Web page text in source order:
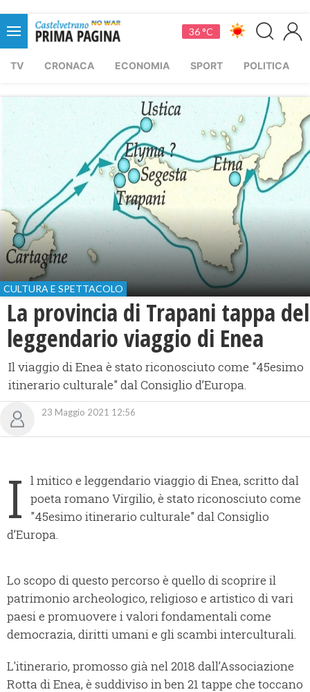
36 °C
TV CRONACA ECONOMIA SPORT POLITICA
CULTURA E SPETTACOLO
La provincia di Trapani tappa del
leggendario viaggio di Enea
Il viaggio di Enea è stato riconosciuto come "45esimo
itinerario culturale" dal Consiglio d’Europa.
23 Maggio 2021 12:56
I l mitico e leggendario viaggio di Enea, scritto dal
poeta romano Virgilio, è stato riconosciuto come
"45esimo itinerario culturale" dal Consiglio
d’Europa.
Lo scopo di questo percorso è quello di scoprire il
patrimonio archeologico, religioso e artistico di vari
paesi e promuovere i valori fondamentali come
democrazia, diritti umani e gli scambi interculturali.
L'itinerario, promosso già nel 2018 dall’Associazione
Rotta di Enea, è suddiviso in ben 21 tappe che toccano